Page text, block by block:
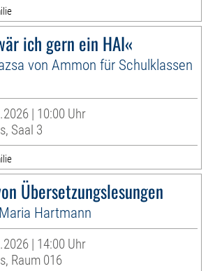
ich gern ein HAI«
von Ammon für Schulklassen
| 10:00 Uhr
Saal 3
Übersetzungslesungen
Hartmann
| 14:00 Uhr
Raum 016